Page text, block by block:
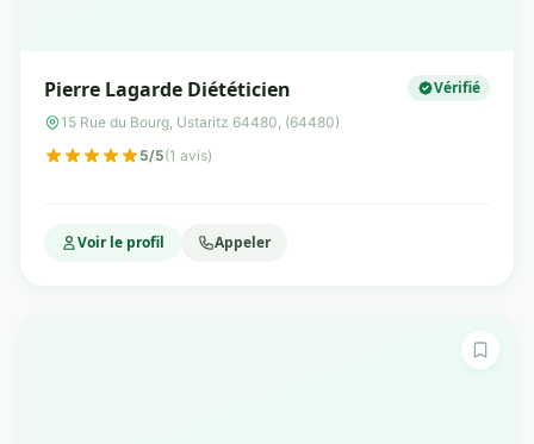
Pierre Lagarde Diététicien Vérifié
15 Rue du Bourg, Ustaritz 64480, (64480)
5/5(1 avis)
Voir le profil Appeler